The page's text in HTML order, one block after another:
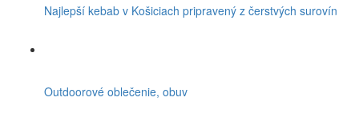
Najlepší kebab v Košiciach pripravený z čerstvých surovín
Outdoorové oblečenie, obuv